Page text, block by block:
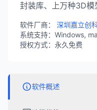
封装库、上万种3D模
533万，助力硬件项
软件厂商： 深圳嘉立创
系统支持：Windows,
授权方式：永久免费
软件概述